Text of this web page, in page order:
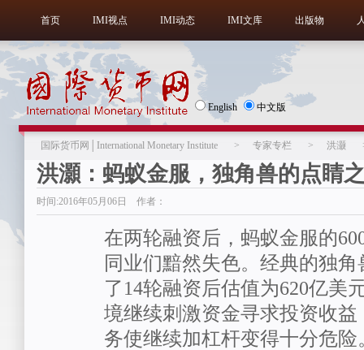
首页 IMI视点 IMI动态 IMI文库 出版物
English 中文版
国际货币网│International Monetary Institute > 专家专栏 > 洪灏
洪灝：蚂蚁金服，独角兽的点睛
时间:2016年05月06日 作者：
在两轮融资后，蚂蚁金服的
同业们黯然失色。经典的独
了14轮融资后估值为620亿美
境继续刺激资金寻求投资收
务使继续加杠杆变得十分危